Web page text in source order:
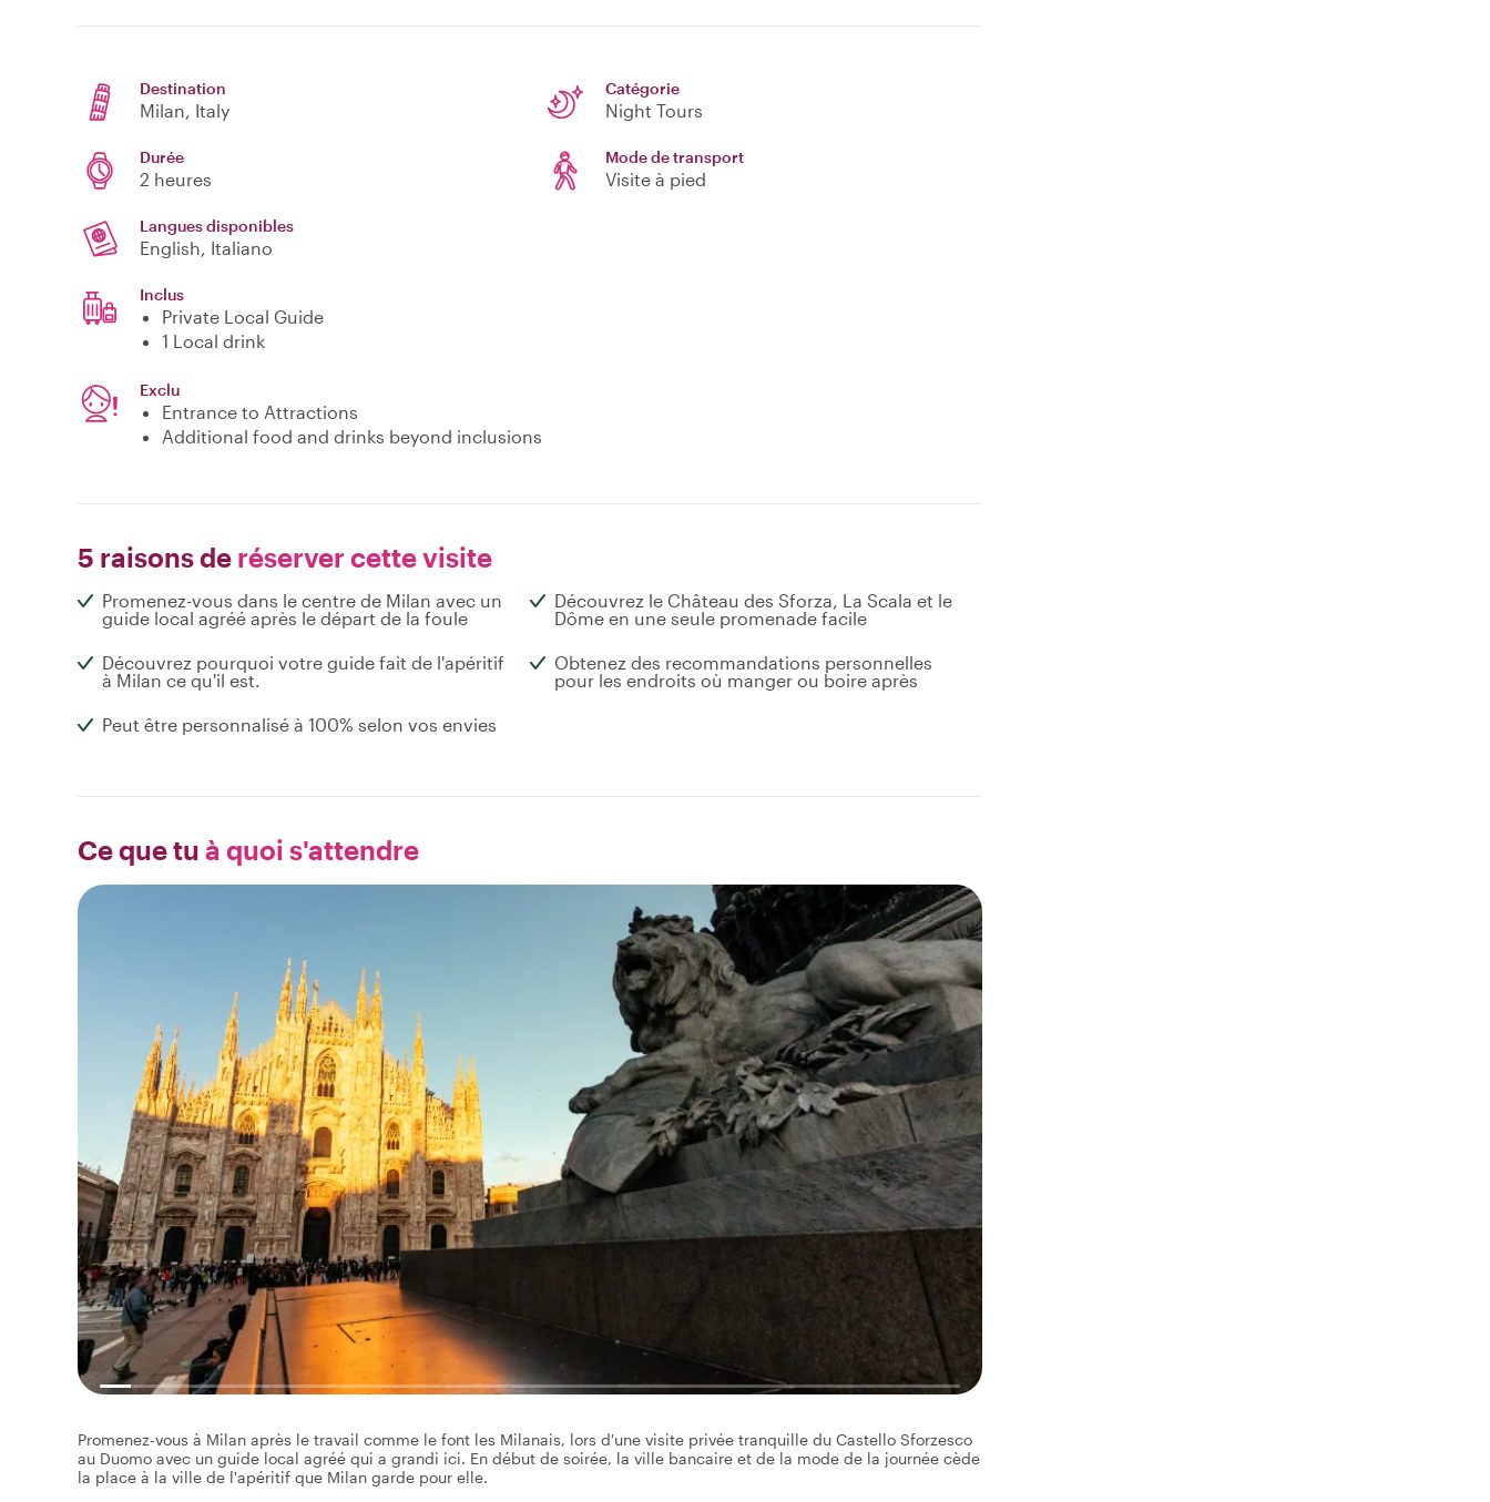
Destination
Milan, Italy
Catégorie
Night Tours
Durée
2 heures
Mode de transport
Visite à pied
Langues disponibles
English, Italiano
Inclus
Private Local Guide
1 Local drink
Exclu
Entrance to Attractions
Additional food and drinks beyond inclusions
5 raisons de réserver cette visite
Promenez-vous dans le centre de Milan avec un
guide local agréé après le départ de la foule
Découvrez le Château des Sforza, La Scala et le
Dôme en une seule promenade facile
Découvrez pourquoi votre guide fait de l'apéritif
à Milan ce qu'il est.
Obtenez des recommandations personnelles
pour les endroits où manger ou boire après
Peut être personnalisé à 100% selon vos envies
Ce que tu à quoi s'attendre
Promenez-vous à Milan après le travail comme le font les Milanais, lors d'une visite privée tranquille du Castello Sforzesco
au Duomo avec un guide local agréé qui a grandi ici. En début de soirée, la ville bancaire et de la mode de la journée cède
la place à la ville de l'apéritif que Milan garde pour elle.